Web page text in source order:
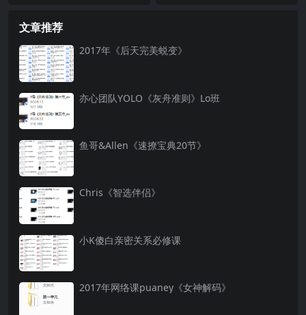
文章推荐
2017年《后天完美蜕变》
亦心团队YOLO《灰舟准则》Lo班
鱼哥&Allen《速撩宝典20节》
Chris《智选伴侣》
小K傻白亲密关系必修课
2017年网络课puaney《女神解码》